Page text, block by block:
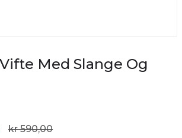
Med Slange Og
kr 590,00